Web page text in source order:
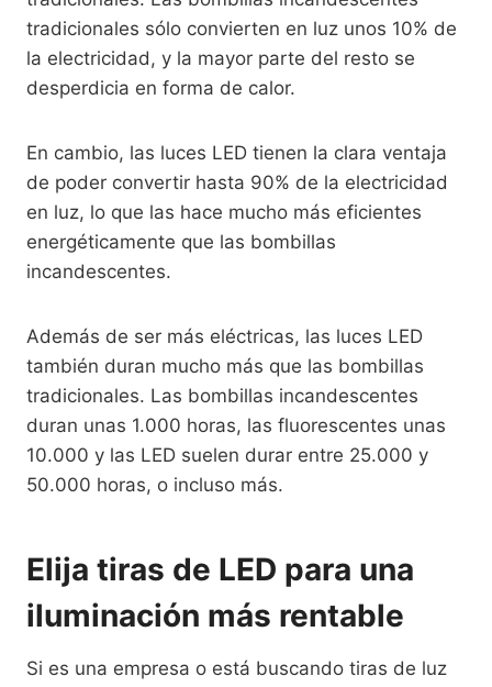
tradicionales sólo convierten en luz unos 10% de
la electricidad, y la mayor parte del resto se
desperdicia en forma de calor.
En cambio, las luces LED tienen la clara ventaja
de poder convertir hasta 90% de la electricidad
en luz, lo que las hace mucho más eficientes
energéticamente que las bombillas
incandescentes.
Además de ser más eléctricas, las luces LED
también duran mucho más que las bombillas
tradicionales. Las bombillas incandescentes
duran unas 1.000 horas, las fluorescentes unas
10.000 y las LED suelen durar entre 25.000 y
50.000 horas, o incluso más.
Elija tiras de LED para una
iluminación más rentable
Si es una empresa o está buscando tiras de luz